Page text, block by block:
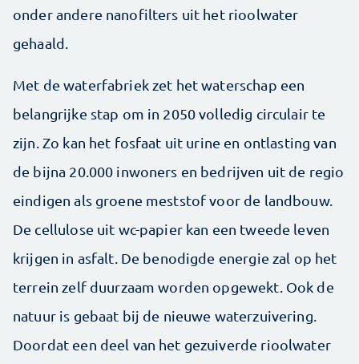
onder andere nanofilters uit het rioolwater
gehaald.
Met de waterfabriek zet het waterschap een
belangrijke stap om in 2050 volledig circulair te
zijn. Zo kan het fosfaat uit urine en ontlasting van
de bijna 20.000 inwoners en bedrijven uit de regio
eindigen als groene meststof voor de landbouw.
De cellulose uit wc-papier kan een tweede leven
krijgen in asfalt. De benodigde energie zal op het
terrein zelf duurzaam worden opgewekt. Ook de
natuur is gebaat bij de nieuwe waterzuivering.
Doordat een deel van het gezuiverde rioolwater